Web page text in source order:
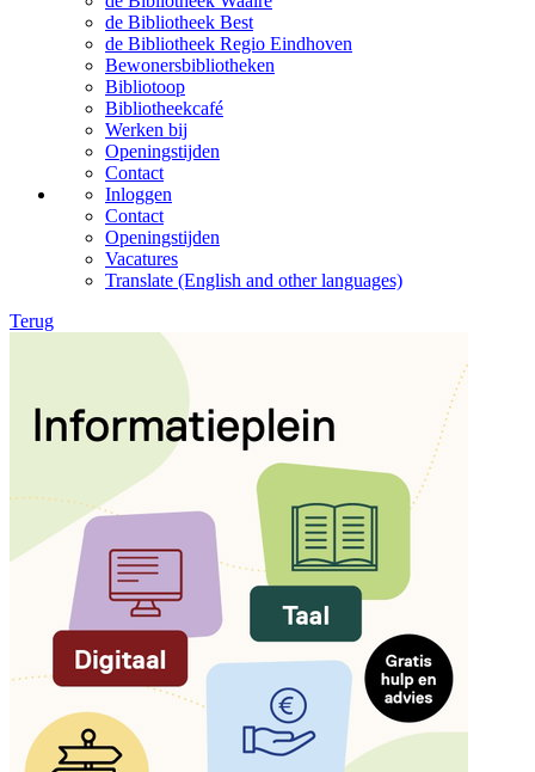
de Bibliotheek Best
de Bibliotheek Regio Eindhoven
Bewonersbibliotheken
Bibliotoop
Bibliotheekcafé
Werken bij
Openingstijden
Contact
Inloggen
Contact
Openingstijden
Vacatures
Translate (English and other languages)
Terug